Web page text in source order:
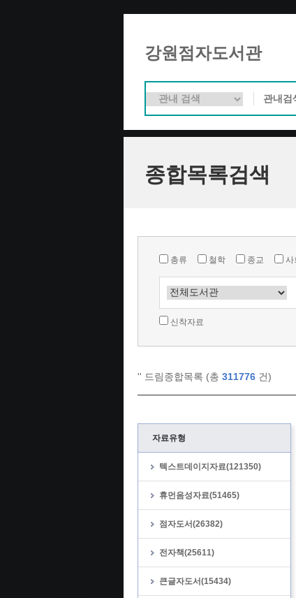
강원점자도서관
종합목록검색
총류 철학 종교 사
신착자료
'' 드림종합목록 (총 311776 건)
자료유형
텍스트데이지자료(121350)
휴먼음성자료(51465)
점자도서(26382)
전자책(25611)
큰글자도서(15434)